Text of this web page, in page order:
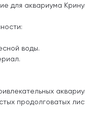
для аквариума
воды.
продолговатых